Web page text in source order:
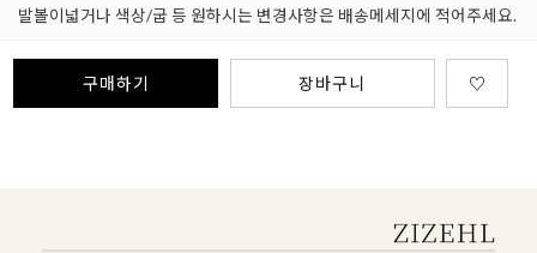
발볼이넓거나 색상/굽 등 원하시는 변경사항은 배송메세지에 적어주세요.
구매하기 장바구니 ♡